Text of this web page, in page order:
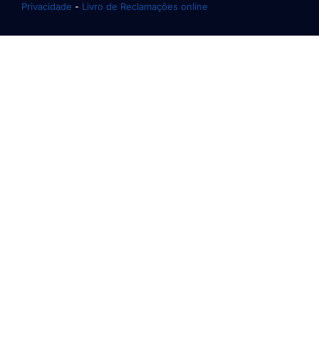
Privacidade - Livro de Reclamações online